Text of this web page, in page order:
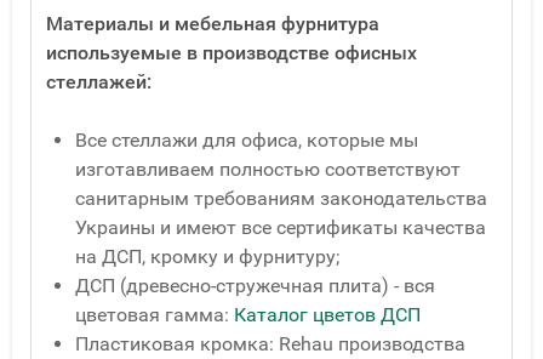
Материалы и мебельная фурнитура
используемые в производстве офисных
стеллажей:
Все стеллажи для офиса, которые мы
изготавливаем полностью соответствуют
санитарным требованиям законодательства
Украины и имеют все сертификаты качества
на ДСП, кромку и фурнитуру;
ДСП (древесно-стружечная плита) - вся
цветовая гамма: Каталог цветов ДСП
Пластиковая кромка: Rehau производства